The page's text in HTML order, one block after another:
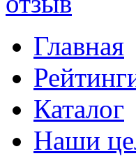
Главная
Каталог
Наши